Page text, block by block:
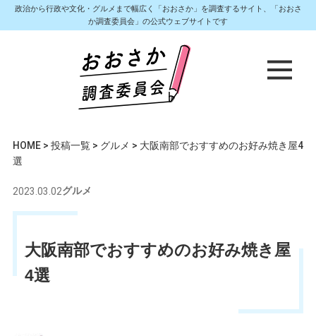
政治から行政や文化・グルメまで幅広く「おおさか」を調査するサイト、「おおさ
か調査委員会」の公式ウェブサイトです
HOME> 投稿一覧> グルメ > 大阪南部でおすすめのお好み焼き屋4
選
2023.03.02グルメ
大阪南部でおすすめのお好み焼き屋
4選